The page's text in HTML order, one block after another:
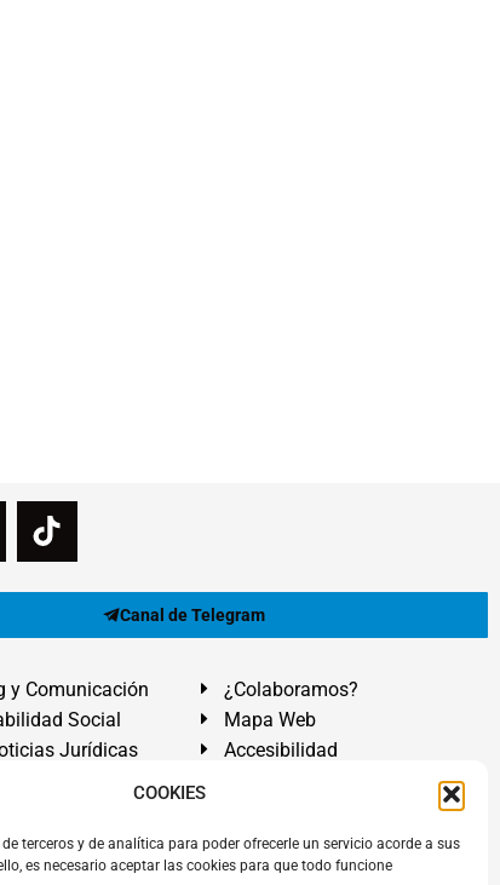
COOKIES
terceros y de analítica para poder ofrecerle un servicio acorde a sus
es necesario aceptar las cookies para que todo funcione
Canal de Telegram
y Comunicación
Social
Jurídicas
¿Colaboramos?
Mapa Web
Accesibilidad
de Abona, Santa Cruz de Tenerife. Islas Canarias.